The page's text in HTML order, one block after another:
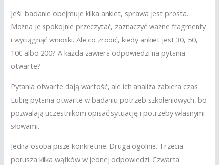
Jeśli badanie obejmuje kilka ankiet, sprawa jest prosta.
Można je spokojnie przeczytać, zaznaczyć ważne fragmenty
i wyciągnąć wnioski. Ale co zrobić, kiedy ankiet jest 30, 50,
100 albo 200? A każda zawiera odpowiedzi na pytania
otwarte?
Pytania otwarte dają wartość, ale ich analiza zabiera czas
Lubię pytania otwarte w badaniu potrzeb szkoleniowych, bo
pozwalają uczestnikom opisać sytuację i potrzeby własnymi
słowami.
Jedna osoba pisze konkretnie. Druga ogólnie. Trzecia
porusza kilka wątków w jednej odpowiedzi. Czwarta